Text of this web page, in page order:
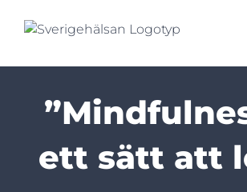
ett sätt att